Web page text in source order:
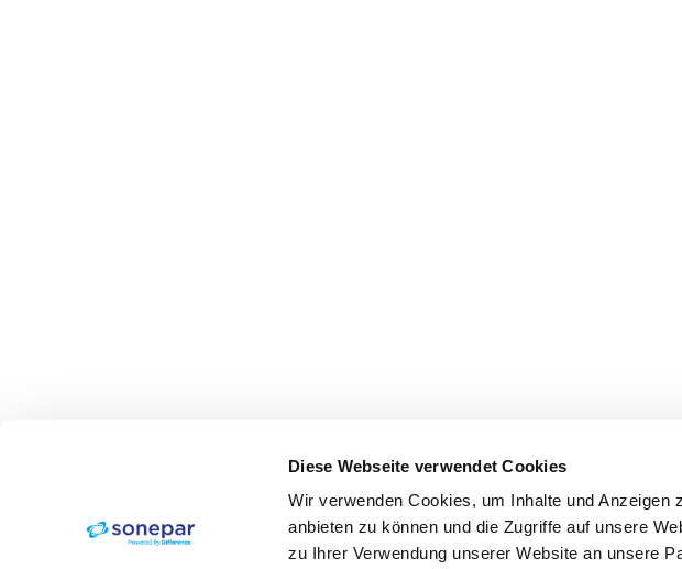
Diese Webseite verwendet Cookies
Wir verwenden Cookies, um Inhalte und
anbieten zu können und die Zugriffe auf unsere
zu Ihrer Verwendung unserer Website an unsere